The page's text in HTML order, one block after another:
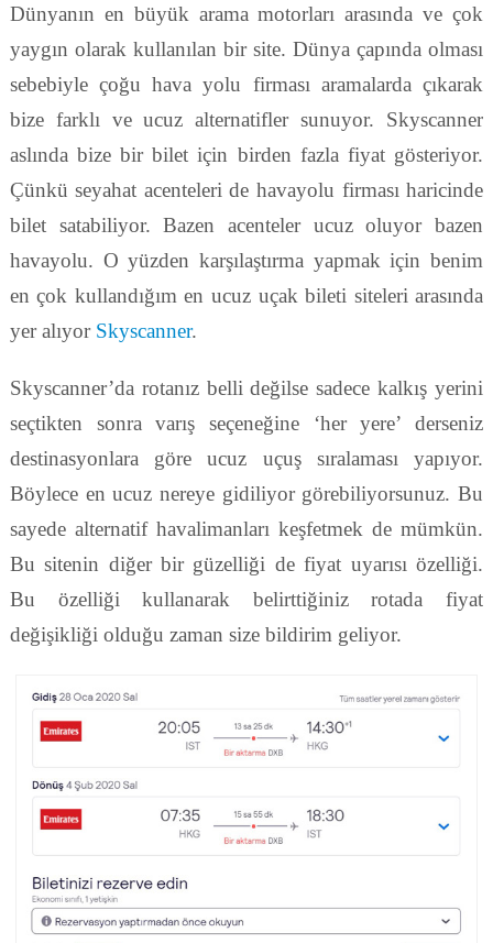
Dünyanın en büyük arama motorları arasında ve çok
yaygın olarak kullanılan bir site. Dünya çapında olması
sebebiyle çoğu hava yolu firması aramalarda çıkarak
bize farklı ve ucuz alternatifler sunuyor. Skyscanner
aslında bize bir bilet için birden fazla fiyat gösteriyor.
Çünkü seyahat acenteleri de havayolu firması haricinde
bilet satabiliyor. Bazen acenteler ucuz oluyor bazen
havayolu. O yüzden karşılaştırma yapmak için benim
en çok kullandığım en ucuz uçak bileti siteleri arasında
yer alıyor Skyscanner.
Skyscanner’da rotanız belli değilse sadece kalkış yerini
seçtikten sonra varış seçeneğine ‘her yere’ derseniz
destinasyonlara göre ucuz uçuş sıralaması yapıyor.
Böylece en ucuz nereye gidiliyor görebiliyorsunuz. Bu
sayede alternatif havalimanları keşfetmek de mümkün.
Bu sitenin diğer bir güzelliği de fiyat uyarısı özelliği.
Bu özelliği kullanarak belirttiğiniz rotada fiyat
değişikliği olduğu zaman size bildirim geliyor.